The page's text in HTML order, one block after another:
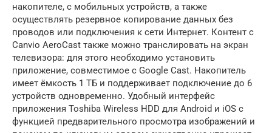
накопителе, с мобильных устройств, а также
осуществлять резервное копирование данных без
проводов или подключения к сети Интернет. Контент с
Canvio AeroCast также можно транслировать на экран
телевизора: для этого необходимо установить
приложение, совместимое с Google Cast. Накопитель
имеет ёмкость 1 ТБ и поддерживает подключение до 6
устройств одновременно. Удобный интерфейс
приложения Toshiba Wireless HDD для Android и iOS с
функцией предварительного просмотра изображений и